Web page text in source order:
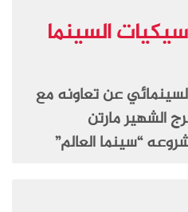
السينما
عن تعاونه مع
الشهير مارتن
“سينما العالم”